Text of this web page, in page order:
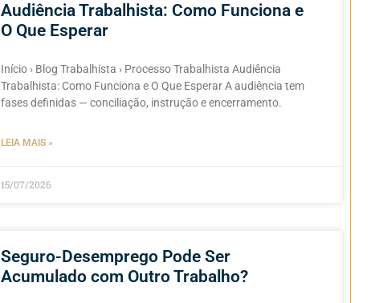
Audiência Trabalhista: Como Funciona e
O Que Esperar
Início › Blog Trabalhista › Processo Trabalhista Audiência
Trabalhista: Como Funciona e O Que Esperar A audiência tem
fases definidas — conciliação, instrução e encerramento.
LEIA MAIS »
15/07/2026
Seguro-Desemprego Pode Ser
Acumulado com Outro Trabalho?